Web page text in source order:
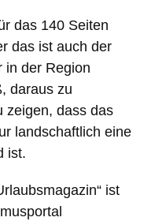
das 140 Seiten
das ist auch der
in der Region
daraus zu
zeigen, dass das
landschaftlich eine
ist.
ist